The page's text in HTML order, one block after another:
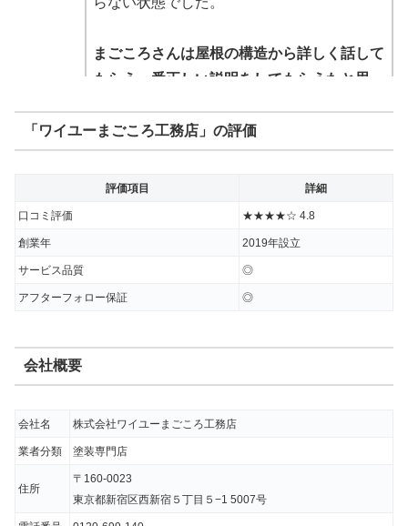
まごころさんは屋根の構造から詳しく話して
もらえ一番正しい説明をしてもらえたと思っ
ごころさんでよかったと感謝しています。
値段はもちろん大事ですが間違った工事をさ
我が家は屋根と外壁塗装をお願いしました。
外壁の色に関しては良い色だと思うお宅があ
り、私自身その様な仕上がりを希望していま
「ワイユーまごころ工務店」の評価
評価項目 詳細
口コミ評価 ★★★★☆ 4.8
創業年 2019年設立
サービス品質 ◎
アフターフォロー保証 ◎
会社概要
会社名 株式会社ワイユーまごころ工務店
業者分類 塗装専門店
住所
〒160-0023
東京都新宿区西新宿５丁目５−1 5007号